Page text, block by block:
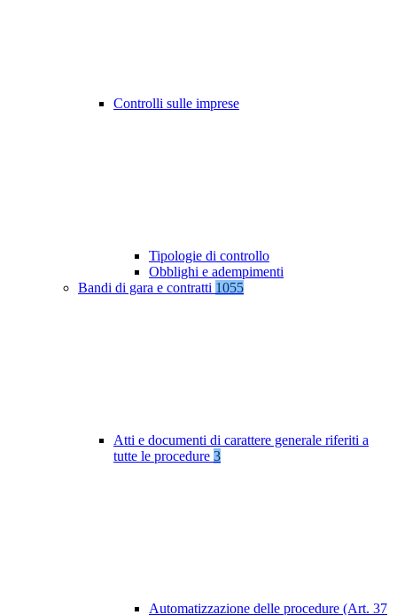
Controlli sulle imprese
Tipologie di controllo
Obblighi e adempimenti
Bandi di gara e contratti 1055
Atti e documenti di carattere generale riferiti a
tutte le procedure 3
Automatizzazione delle procedure (Art. 37